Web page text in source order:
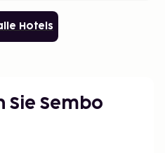
Hotels
Sie Sembo